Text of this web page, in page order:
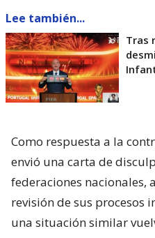
Lee también...
Tras
Como respuesta a la
envió una carta de
federaciones nacionales,
revisión de sus procesos
una situación similar